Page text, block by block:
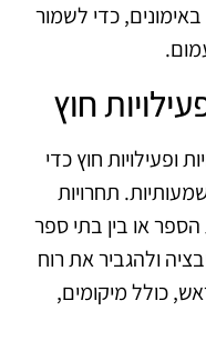
כדי לשמור
חוץ
ופעילויות חוץ כדי
תחרויות
הספר או בין בתי ספר
ולהגביר את רוח
כולל מיקומים,